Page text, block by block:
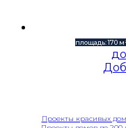
площадь: 170
Проекты красивых